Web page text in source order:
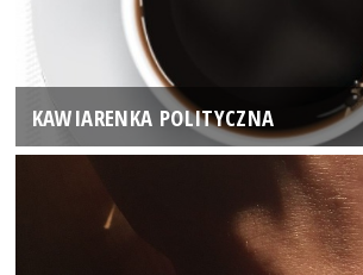
KAWIARENKA POLITYCZNA